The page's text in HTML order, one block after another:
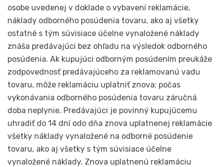
osobe uvedenej v doklade o vybavení reklamácie,
náklady odborného posúdenia tovaru, ako aj všetky
ostatné s tým súvisiace účelne vynaložené náklady
znáša predávajúci bez ohľadu na výsledok odborného
posúdenia. Ak kupujúci odborným posúdením preukáže
zodpovednosť predávajúceho za reklamovanú vadu
tovaru, môže reklamáciu uplatniť znova; počas
vykonávania odborného posúdenia tovaru záručná
doba neplynie. Predávajúci je povinný kupujúcemu
uhradiť do 14 dní odo dňa znova uplatnenej reklamácie
všetky náklady vynaložené na odborné posúdenie
tovaru, ako aj všetky s tým súvisiace účelne
vynaložené náklady. Znova uplatnenú reklamáciu